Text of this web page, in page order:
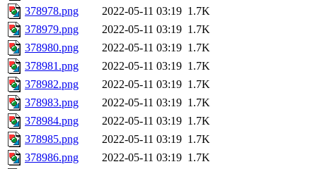
378978.png
2022-05-11 03:19 1.7K
378979.png
2022-05-11 03:19 1.7K
378980.png
2022-05-11 03:19 1.7K
378981.png
2022-05-11 03:19 1.7K
378982.png
2022-05-11 03:19 1.7K
378983.png
2022-05-11 03:19 1.7K
378984.png
2022-05-11 03:19 1.7K
378985.png
2022-05-11 03:19 1.7K
378986.png
2022-05-11 03:19 1.7K